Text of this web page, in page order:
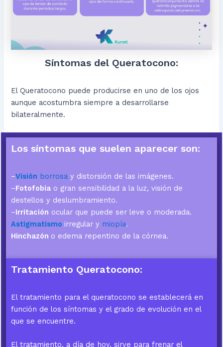
Síntomas del Queratocono:
El Queratocono puede producirse en uno de los ojos
aunque acostumbra siempre a desarrollarse
bilateralmente.
Los síntomas que suelen aparecer son:
–Visión borrosa y distorsión de las imágenes.
–Fotofobia o gran sensibilidad a la luz, visión de
destellos y deslumbramiento.
–Irritación ocular que puede ser leve o moderada.
Astigmatismo irregular y miopía.
Hinchazón o edema repentino de la córnea.
Tratamiento Queratocono:
El tratamiento para el queratocono se establecerá en
función de los síntomas y el grado de evolución en el
que se encuentre.
El tratamiento, a día de hoy, sirve para frenar el